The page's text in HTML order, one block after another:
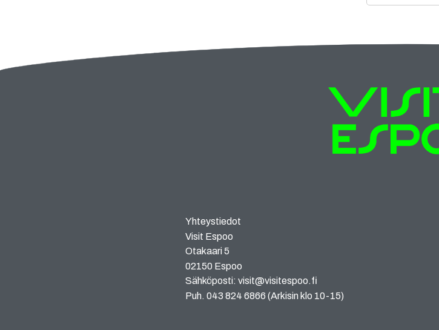
Yhteystiedot
Visit Espoo
Otakaari 5
02150 Espoo
Sähköposti: visit@visitespoo.fi
Puh. 043 824 6866 (Arkisin klo 10-15)